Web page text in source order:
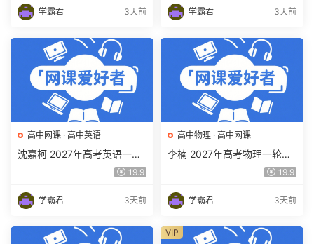
学霸君 3天前
下载 学霸君 3天前
高中网课 · 高中英语
沈嘉柯 2027年高考英语一轮
复习网课教程 高三英语 上学
下载
19.9
学霸君 3天前
高中物理 · 高中网课
李楠 2027年高考物理一轮复
习网课教程 高三物理 上学期
载
19.9
学霸君 3天前
VIP